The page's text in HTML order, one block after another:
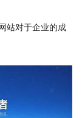
站对于企业的成